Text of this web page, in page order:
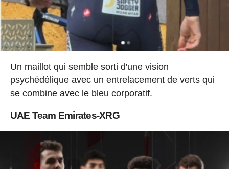
Un maillot qui semble sorti d'une vision
psychédélique avec un entrelacement de verts qui
se combine avec le bleu corporatif.
UAE Team Emirates-XRG